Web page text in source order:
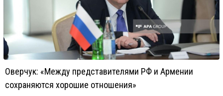
Оверчук: «Между представителями РФ и Армении
сохраняются хорошие отношения»